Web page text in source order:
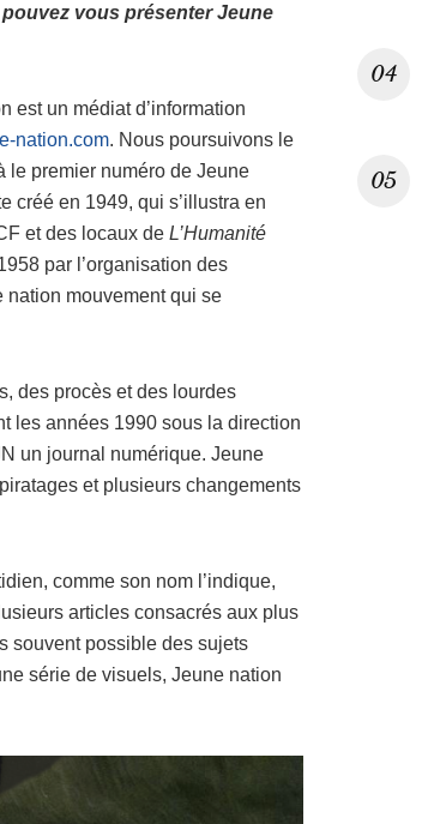
vous présenter Jeune
est un médiat d’information
nation.com. Nous poursuivons le
le premier numéro de Jeune
créé en 1949, qui s’illustra en
et des locaux de L’Humanité
par l’organisation des
nation mouvement qui se
des procès et des lourdes
les années 1990 sous la direction
un journal numérique. Jeune
et plusieurs changements
comme son nom l’indique,
articles consacrés aux plus
souvent possible des sujets
série de visuels, Jeune nation